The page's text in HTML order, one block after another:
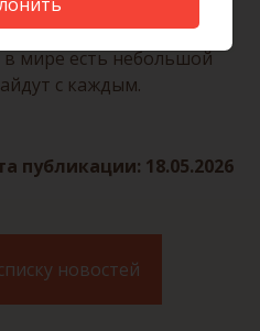
об этом дома, но если
знают: на берегу
в мире есть небольшой
с каждым.
публикации: 18.05.2026
новостей